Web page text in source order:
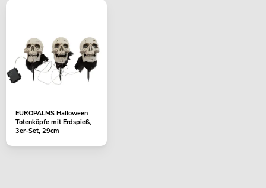
EUROPALMS Halloween
Totenköpfe mit Erdspieß,
3er-Set, 29cm